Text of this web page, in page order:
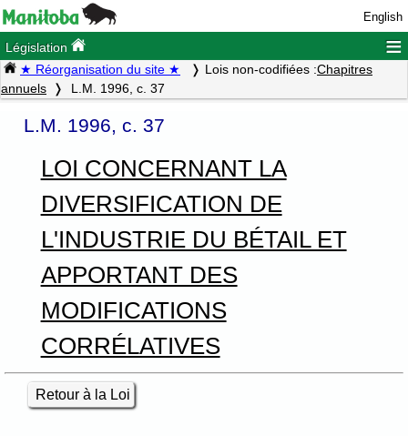
English
Législation ≡
★ Réorganisation du site ★ Lois non-codifiées :Chapitres
annuels
L.M. 1996, c. 37
L.M. 1996, c. 37
LOI CONCERNANT LA
DIVERSIFICATION DE
L'INDUSTRIE DU BÉTAIL ET
APPORTANT DES
MODIFICATIONS
CORRÉLATIVES
Retour à la Loi